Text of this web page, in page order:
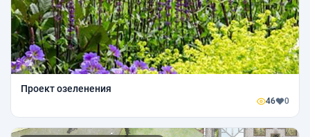
Проект озеленения
46 0